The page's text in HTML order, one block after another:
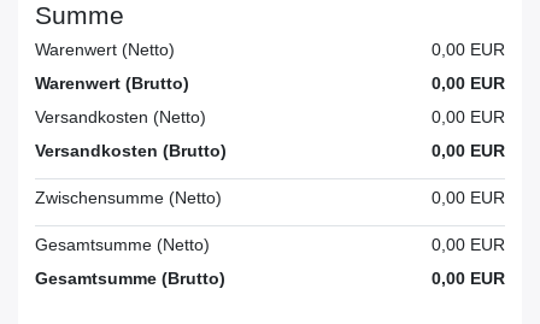
Summe
Warenwert (Netto)
0,00 EUR
Warenwert (Brutto)
0,00 EUR
Versandkosten (Netto)
0,00 EUR
Versandkosten (Brutto)
0,00 EUR
Zwischensumme (Netto) 0,00 EUR
Gesamtsumme (Netto)
0,00 EUR
Gesamtsumme (Brutto)
0,00 EUR